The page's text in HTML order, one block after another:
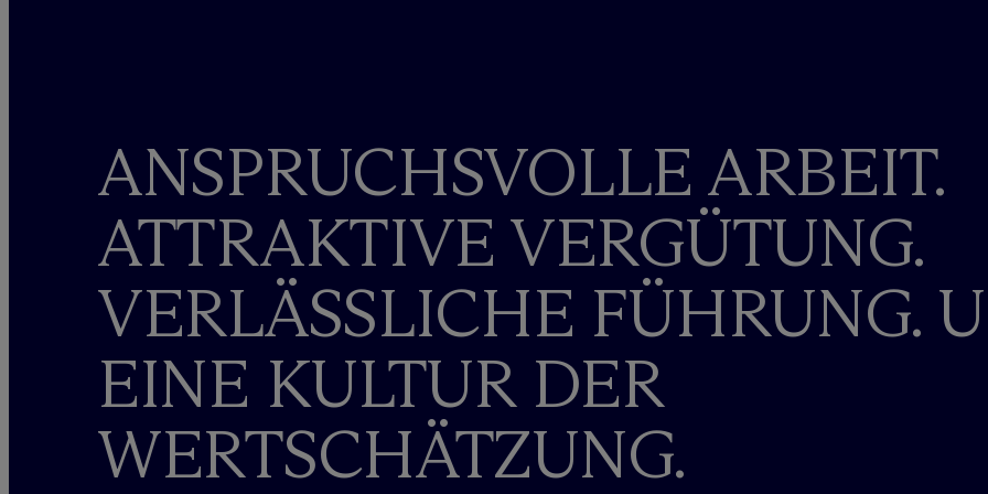
ANSPRUCHSVOLLE ARBEIT.
ATTRAKTIVE VERGÜTUNG.
VERLÄSSLICHE FÜHRUNG.
EINE KULTUR DER
WERTSCHÄTZUNG.